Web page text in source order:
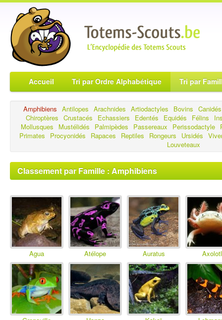
Accueil Tri par Ordre Alphabétique Tri par
Amphibiens Antilopes Arachnides Artiodactyles Bovins Canidés
Chiroptères Crustacés Echassiers Edentés Equidés Félins
Mollusques
Mustélidés Palmipèdes Passereaux Perissodactyle
Primates
Procyonidés Rapaces Reptiles Rongeurs Ursidés
Louveteaux
Classement par Famille : Amphibiens
Agua Atélope Auratus Axolotl